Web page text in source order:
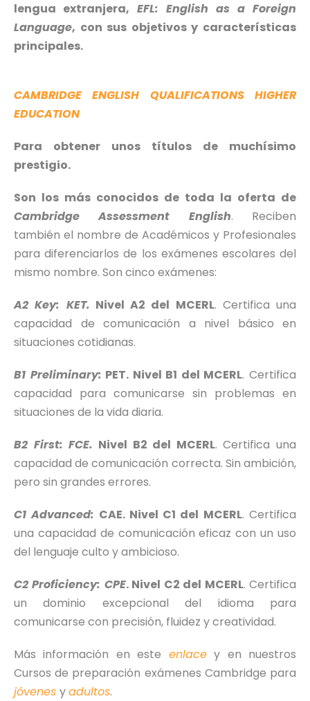
lengua extranjera, EFL: English as a Foreign
Language, con sus objetivos y características
principales.
CAMBRIDGE ENGLISH QUALIFICATIONS HIGHER
EDUCATION
Para obtener unos títulos de muchísimo
prestigio.
Son los más conocidos de toda la oferta de
Cambridge Assessment English. Reciben
también el nombre de Académicos y Profesionales
para diferenciarlos de los exámenes escolares del
mismo nombre. Son cinco exámenes:
A2 Key: KET. Nivel A2 del MCERL. Certifica una
capacidad de comunicación a nivel básico en
situaciones cotidianas.
B1 Preliminary: PET. Nivel B1 del MCERL. Certifica
capacidad para comunicarse sin problemas en
situaciones de la vida diaria.
B2 First: FCE. Nivel B2 del MCERL. Certifica una
capacidad de comunicación correcta. Sin ambición,
pero sin grandes errores.
C1 Advanced: CAE. Nivel C1 del MCERL. Certifica
una capacidad de comunicación eficaz con un uso
del lenguaje culto y ambicioso.
C2 Proficiency: CPE. Nivel C2 del MCERL. Certifica
un dominio excepcional del idioma para
comunicarse con precisión, fluidez y creatividad.
Más información en este enlace y en nuestros
Cursos de preparación exámenes Cambridge para
jóvenes yadultos.